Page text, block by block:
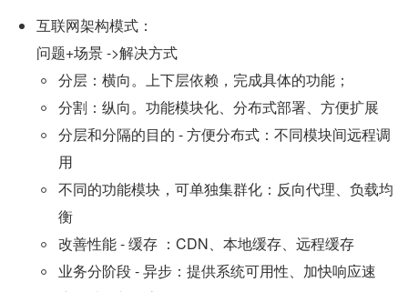
互联网架构模式：
问题+场景 ->解决方式
分层：横向。上下层依赖，完成具体的功能；
分割：纵向。功能模块化、分布式部署、方便扩展
分层和分隔的目的 - 方便分布式：不同模块间远程调
用
不同的功能模块，可单独集群化：反向代理、负载均
衡
改善性能 - 缓存 ：CDN、本地缓存、远程缓存
业务分阶段 - 异步：提供系统可用性、加快响应速